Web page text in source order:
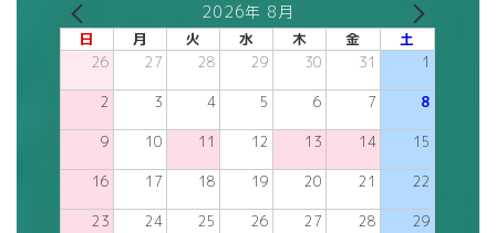
2026年 8月
日 月 火 水 木 金 土
26 27 28 29 30 31 1
2 3 4 5 6 7 8
9 10 11 12 13 14 15
16 17 18 19 20 21 22
23 24 25 26 27 28 29